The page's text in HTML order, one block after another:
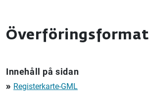
Överföringsformat
Innehåll på sidan
double_arrow Registerkarte-GML